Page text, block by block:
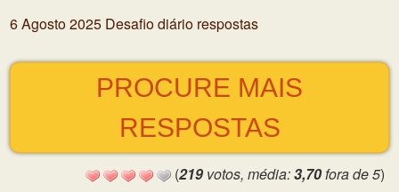
6 Agosto 2025 Desafio diário respostas
PROCURE MAIS
RESPOSTAS
(219 votos, média:3,70fora de 5)